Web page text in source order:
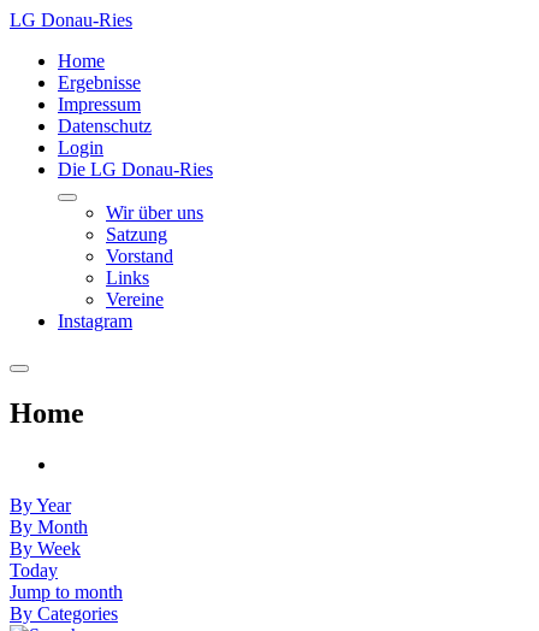
LG Donau-Ries
Home
Ergebnisse
Impressum
Datenschutz
Login
Die LG Donau-Ries
Wir über uns
Satzung
Vorstand
Links
Vereine
Instagram
Home
By Year
By Month
By Week
Today
Jump to month
By Categories